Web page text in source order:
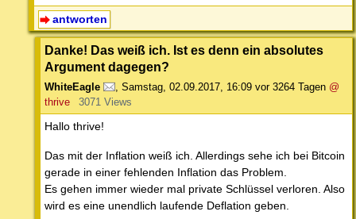
antworten
Danke! Das weiß ich. Ist es denn ein absolutes
Argument dagegen?
WhiteEagle , Samstag, 02.09.2017, 16:09 vor 3264 Tagen @
thrive
3071 Views
Hallo thrive!
Das mit der Inflation weiß ich. Allerdings sehe ich bei Bitcoin
gerade in einer fehlenden Inflation das Problem.
Es gehen immer wieder mal private Schlüssel verloren. Also
wird es eine unendlich laufende Deflation geben.